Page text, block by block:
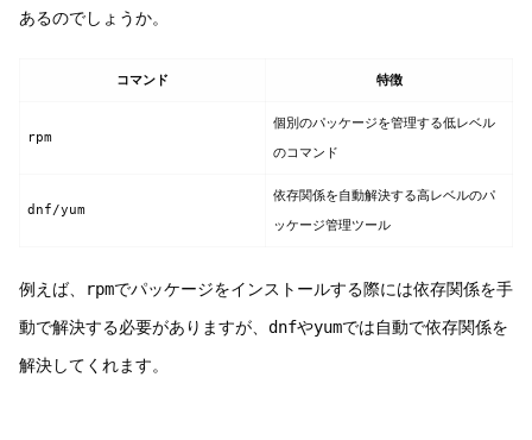
あるのでしょうか。
コマンド 特徴
rpm
個別のパッケージを管理する低レベル
のコマンド
dnf/yum
依存関係を自動解決する高レベルのパ
ッケージ管理ツール
例えば、 rpmでパッケージをインストールする際には依存関係を手
動で解決する必要がありますが、 dnfやyumでは自動で依存関係を
解決してくれます。